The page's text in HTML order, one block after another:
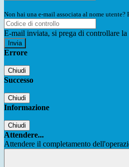
Non hai una e-mail associata al nome
E-mail inviata, si prega di controllare la
Errore
Chiudi
Successo
Chiudi
Informazione
Chiudi
Attendere...
Attendere il completamento